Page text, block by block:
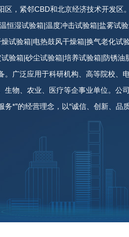
区，紧邻CBD和北京经济技术开发区
恒湿试验箱|温度冲击试验箱|盐雾试
试验箱|电热鼓风干燥箱|换气老化试
验箱|砂尘试验箱|培养试验箱|防锈油
。广泛应用于科研机构、高等院校、
生物、农业、医疗等企事业单位。公
*”的经营理念，以“诚信、创新、品